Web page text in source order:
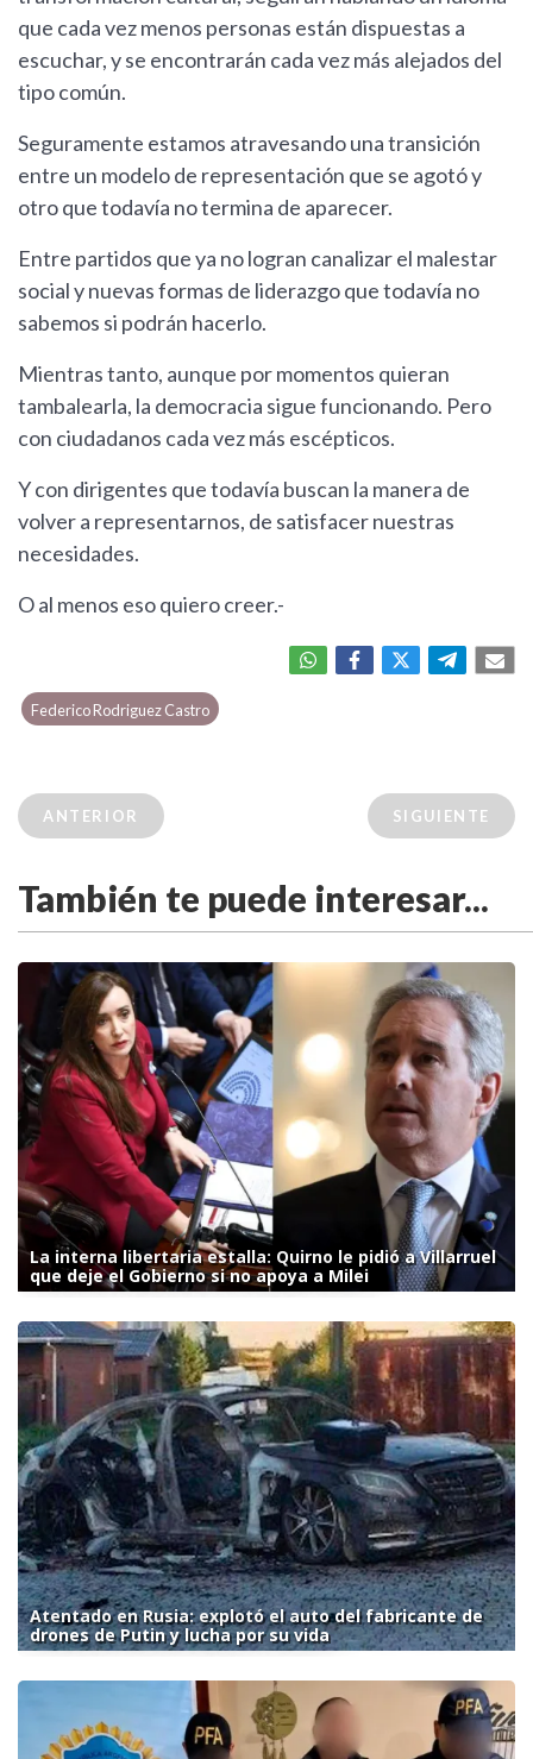
que cada vez menos personas están dispuestas a
escuchar, y se encontrarán cada vez más alejados del
tipo común.
Seguramente estamos atravesando una transición
entre un modelo de representación que se agotó y
otro que todavía no termina de aparecer.
Entre partidos que ya no logran canalizar el malestar
social y nuevas formas de liderazgo que todavía no
sabemos si podrán hacerlo.
Mientras tanto, aunque por momentos quieran
tambalearla, la democracia sigue funcionando. Pero
con ciudadanos cada vez más escépticos.
Y con dirigentes que todavía buscan la manera de
volver a representarnos, de satisfacer nuestras
necesidades.
O al menos eso quiero creer.-
Federico Rodriguez Castro
ANTERIOR SIGUIENTE
También te puede interesar...
La interna libertaria estalla: Quirno le pidió a Villarruel
que deje el Gobierno si no apoya a Milei
Atentado en Rusia: explotó el auto del fabricante de
drones de Putin y lucha por su vida